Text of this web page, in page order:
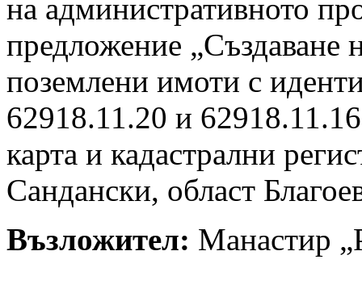
на административното
предложение „Създаване
поземлени имоти с
62918.11.20 и
карта и кадастрални
Сандански, област
Възложител: Манастир